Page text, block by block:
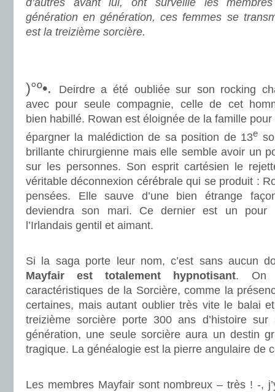
d’autres avant lui, ont surveillé les
génération en génération, ces femmes se
est la treizième sorcière.
)°º•.
Deirdre a été oubliée sur son rocking
avec pour seule compagnie, celle de cet
bien habillé. Rowan est éloignée de la famille pour
épargner la malédiction de sa position de 13e
brillante chirurgienne mais elle semble avoir un
sur les personnes. Son esprit cartésien le
véritable déconnexion cérébrale qui se produit :
pensées. Elle sauve d’une bien étrange
deviendra son mari. Ce dernier est un pour
l’Irlandais gentil et aimant.
Si la saga porte leur nom, c’est sans aucun
Mayfair est totalement hypnotisant. On
caractéristiques de la Sorcière, comme la
certaines, mais autant oublier très vite le balai
treizième sorcière porte 300 ans d’histoire
génération, une seule sorcière aura un destin
tragique. La généalogie est la pierre angulaire de
Les membres Mayfair sont nombreux – très ! -,